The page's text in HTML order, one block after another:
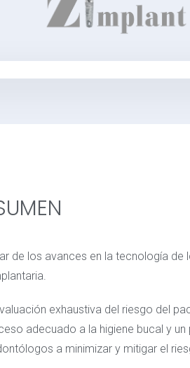
de los avances en la tecnología de
exhaustiva del riesgo del
adecuado a la higiene bucal y
a minimizar y mitigar el